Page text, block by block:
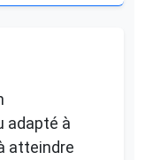
adapté à
atteindre